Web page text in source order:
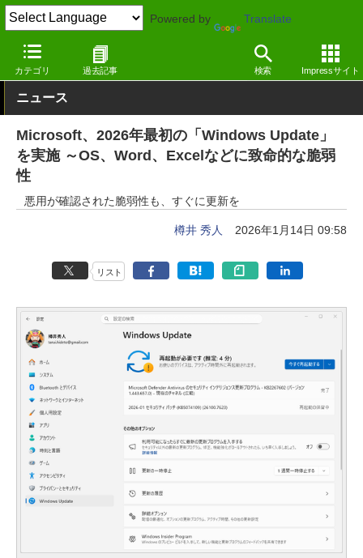
Powered by Translate
カテゴリ 過去記事 検索 Impressサイト
窓の杜 セキュリティ
ニュース
Microsoft、2026年最初の「Windows Update」
を実施 ～OS、Word、Excelなどに致命的な脆弱
性
悪用が確認された脆弱性も、すぐに更新を
樽井 秀人 2026年1月14日 09:58
リスト